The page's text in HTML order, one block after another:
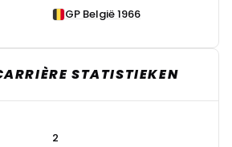
GP België 1966
STATISTIEKEN
2